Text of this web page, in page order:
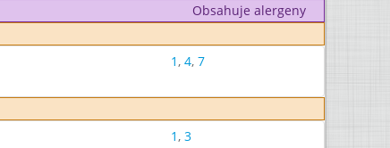
Obsahuje alergeny
1, 4, 7
1, 3